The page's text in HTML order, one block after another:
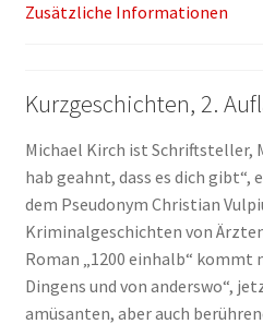
Menge
Zusätzliche Informationen
Kurzgeschichten, 2.
Michael Kirch ist Schriftsteller,
hab geahnt, dass es dich
dem Pseudonym Christian
Kriminalgeschichten von
Roman „1200 einhalb“ kommt
Dingens und von anderswo“,
amüsanten, aber auch